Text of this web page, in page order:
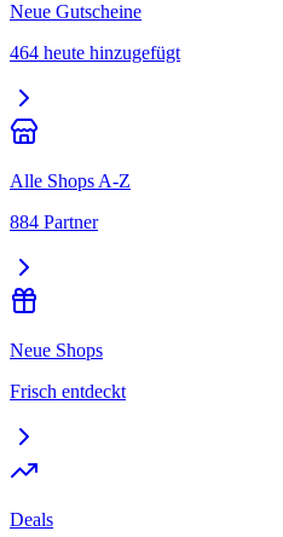
Neue Gutscheine
464 heute hinzugefügt
Alle Shops A-Z
884 Partner
Neue Shops
Frisch entdeckt
Deals